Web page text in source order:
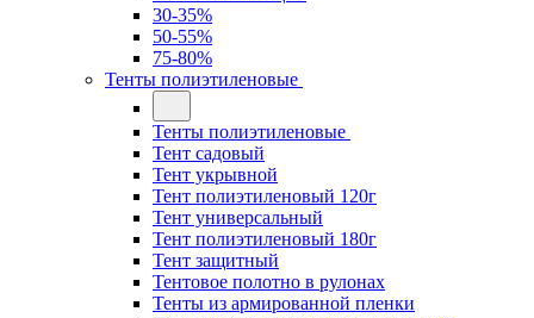
30-35%
50-55%
75-80%
Тенты полиэтиленовые
Тенты полиэтиленовые
Тент садовый
Тент укрывной
Тент полиэтиленовый 120г
Тент универсальный
Тент полиэтиленовый 180г
Тент защитный
Тентовое полотно в рулонах
Тенты из армированной пленки